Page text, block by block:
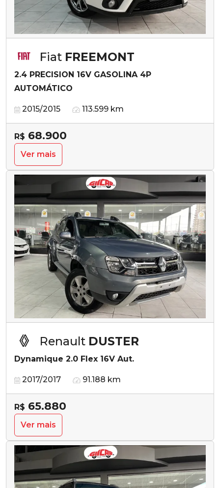
Fiat FREEMONT
2.4 PRECISION 16V GASOLINA 4P
AUTOMÁTICO
2015/2015 113.599 km
R$ 68.900
Ver mais
Renault DUSTER
Dynamique 2.0 Flex 16V Aut.
2017/2017 91.188 km
R$ 65.880
Ver mais